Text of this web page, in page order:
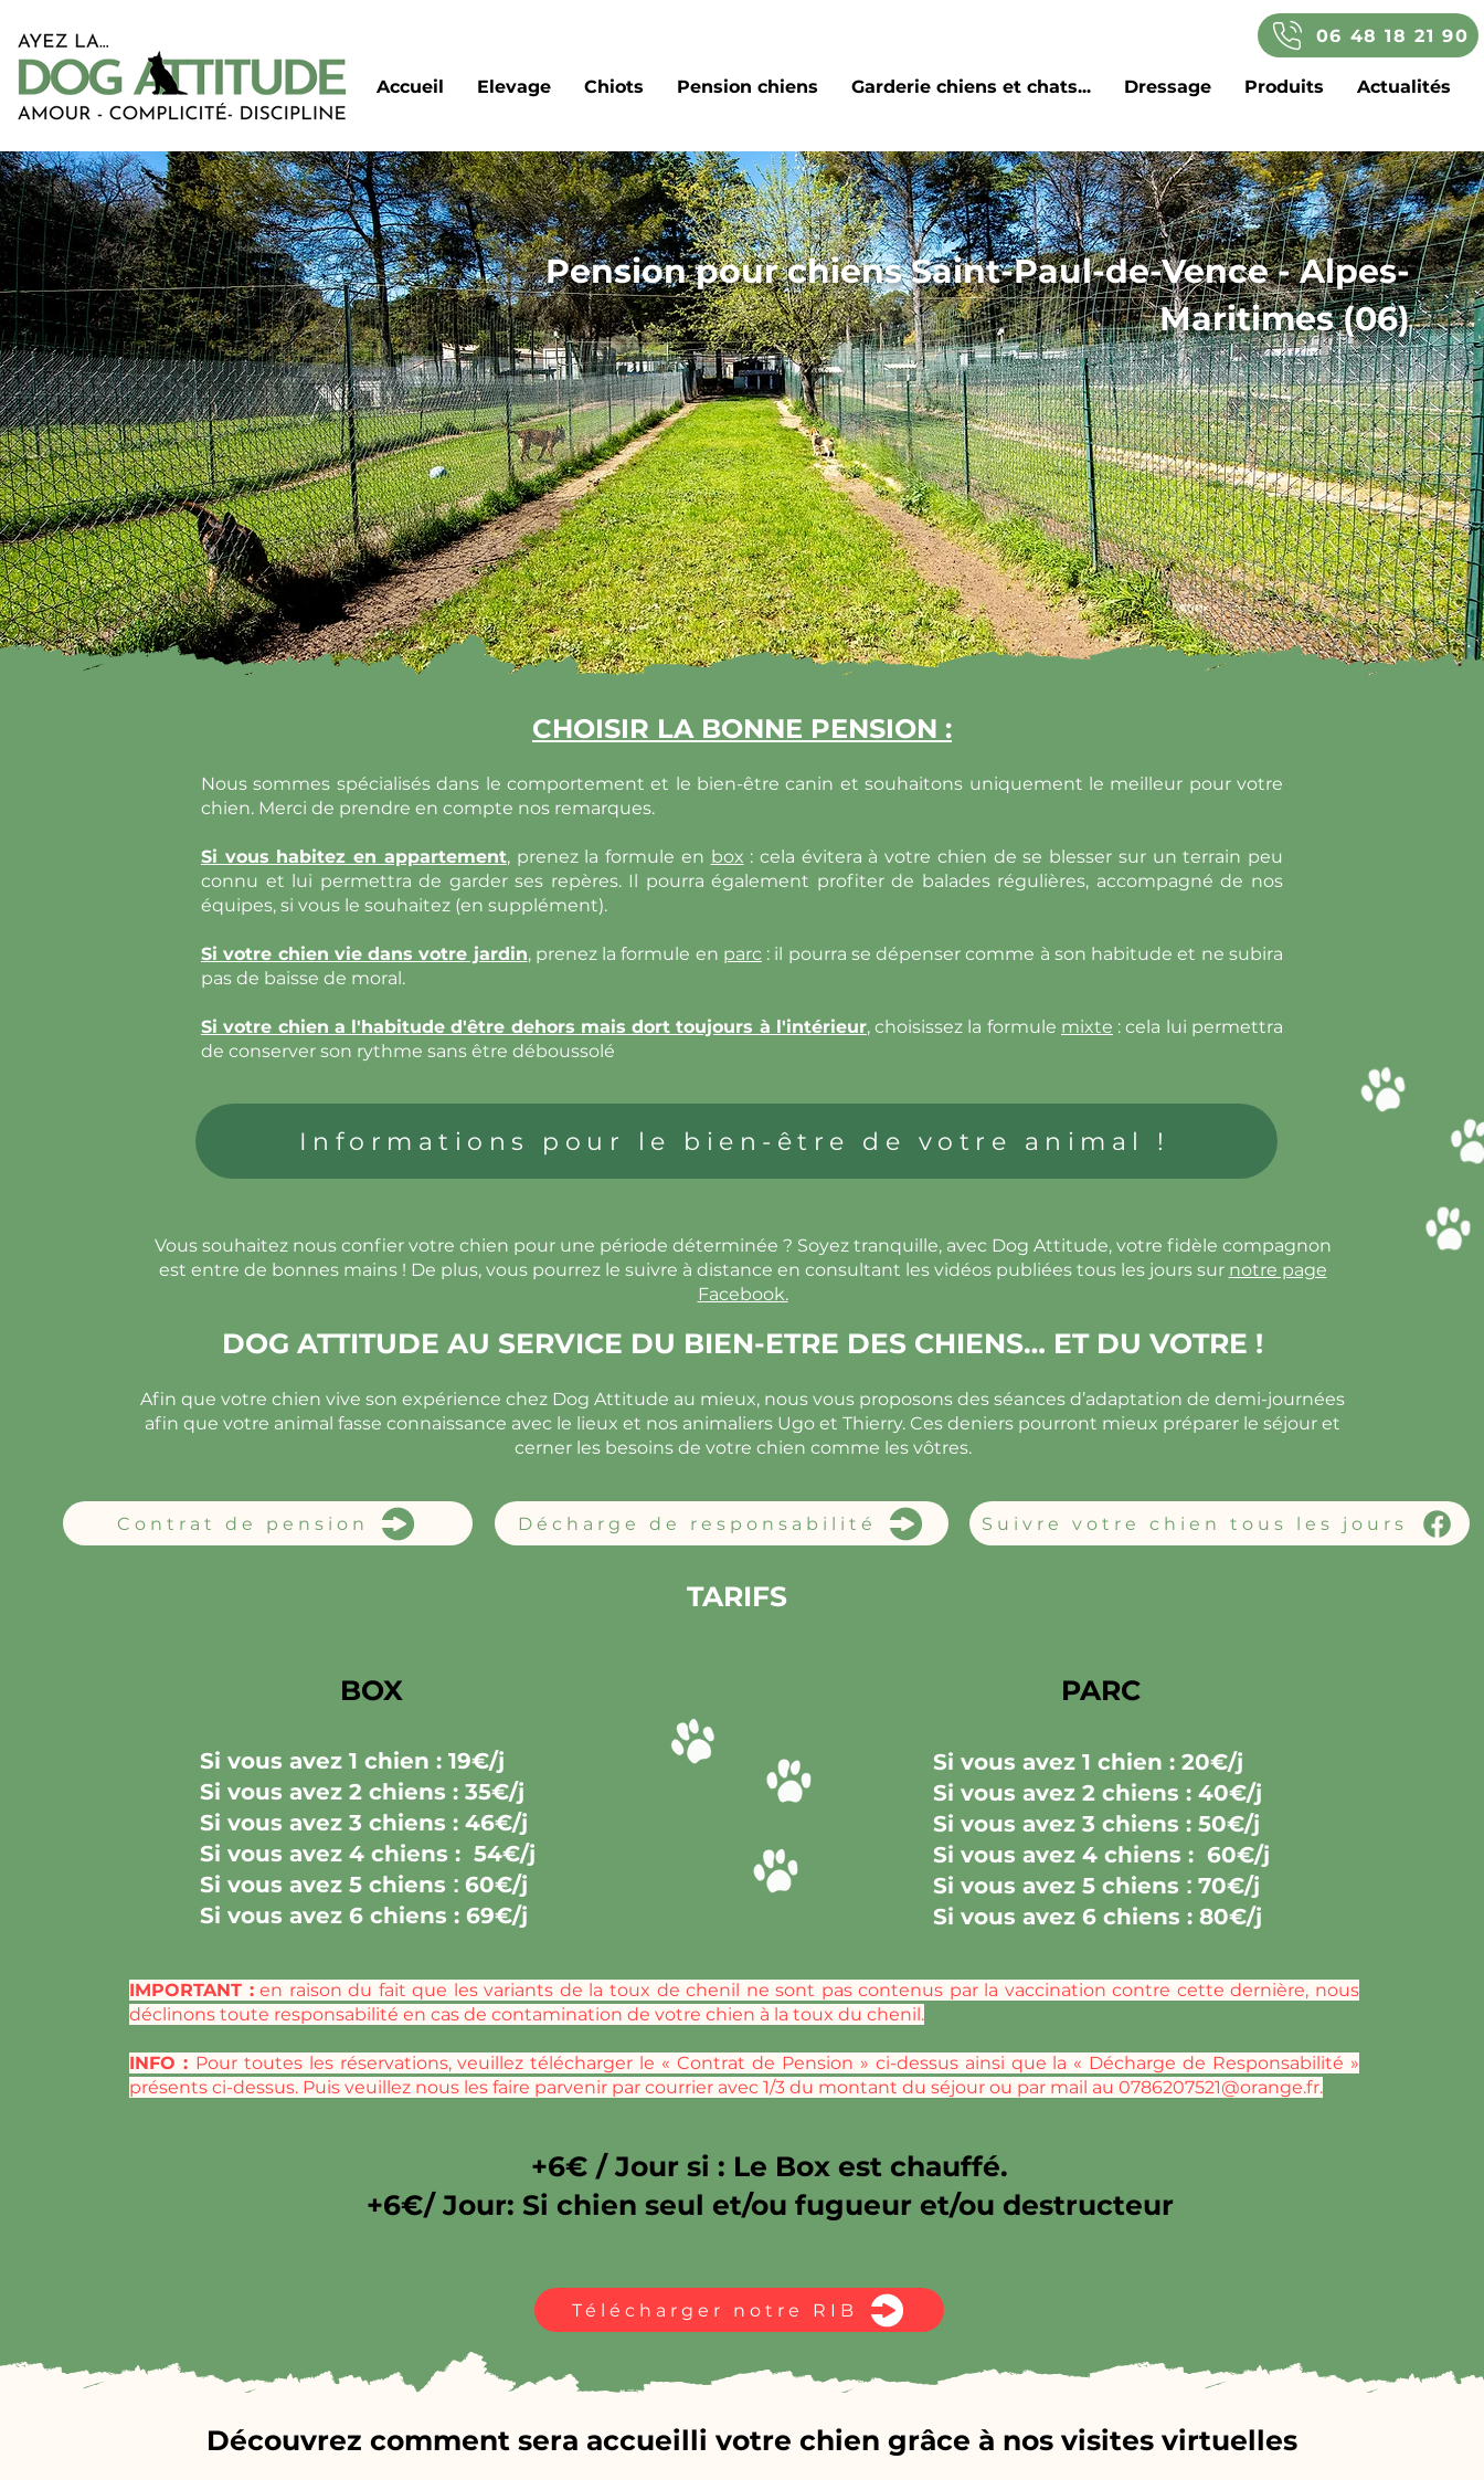
06 48 18 21 90
Accueil Elevage Chiots Pension chiens Garderie chiens et chats... Dressage Produits Actualités
Pension pour chiens Saint-Paul-de-Vence - Alpes-
Maritimes (06)
CHOISIR LA BONNE PENSION :
Nous sommes spécialisés dans le comportement et le bien-être canin et souhaitons uniquement le meilleur pour votre
chien. Merci de prendre en compte nos remarques.
Si vous habitez en appartement,prenez la formule en box : cela évitera à votre chien de se blesser sur un terrain peu
connu et lui permettra de garder ses repères. Il pourra également profiter de balades régulières, accompagné de nos
équipes, si vous le souhaitez (en supplément).
Si votre chien vie dans votre jardin,prenez la formule en parc : il pourra se dépenser comme à son habitude et ne subira
pas de baisse de moral.
Si votre chien a l'habitude d'être dehors mais dort toujours à l'intérieur,choisissez la formule mixte : cela lui permettra
de conserver son rythme sans être déboussolé
Informations pour le bien-être de votre animal !
Vous souhaitez nous confier votre chien pour une période déterminée ? Soyez tranquille, avec Dog Attitude, votre fidèle compagnon
est entre de bonnes mains ! De plus, vous pourrez le suivre à distance en consultant les vidéos publiées tous les jours sur notre page
Facebook.
DOG ATTITUDE AU SERVICE DU BIEN-ETRE DES CHIENS… ET DU VOTRE !
Afin que votre chien vive son expérience chez Dog Attitude au mieux, nous vous proposons des séances d’adaptation de demi-journées
afin que votre animal fasse connaissance avec le lieux et nos animaliers Ugo et Thierry. Ces deniers pourront mieux préparer le séjour et
cerner les besoins de votre chien comme les vôtres.
Contrat de pension Décharge de responsabilité Suivre votre chien tous les jours
TARIFS
BOX
Si vous avez 1 chien : 19€/j
Si vous avez 2 chiens : 35€/j
Si vous avez 3 chiens : 46€/j
Si vous avez 4 chiens : 54€/j
Si vous avez 5 chiens : 60€/j
Si vous avez 6 chiens : 69€/j
PARC
Si vous avez 1 chien : 20€/j
Si vous avez 2 chiens : 40€/j
Si vous avez 3 chiens : 50€/j
Si vous avez 4 chiens : 60€/j
Si vous avez 5 chiens : 70€/j
Si vous avez 6 chiens : 80€/j
IMPORTANT : en raison du fait que les variants de la toux de chenil ne sont pas contenus par la vaccination contre cette dernière, nous
déclinons toute responsabilité en cas de contamination de votre chien à la toux du chenil.
INFO : Pour toutes les réservations, veuillez télécharger le « Contrat de Pension » ci-dessus ainsi que la « Décharge de Responsabilité »
présents ci-dessus. Puis veuillez nous les faire parvenir par courrier avec 1/3 du montant du séjour ou par mail au 0786207521@orange.fr.
+6€ / Jour si : Le Box est chauffé.
+6€/ Jour: Si chien seul et/ou fugueur et/ou destructeur
Télécharger notre RIB
Découvrez comment sera accueilli votre chien grâce à nos visites virtuelles